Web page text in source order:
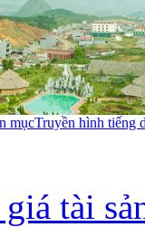
mụcTruyền hình tiếng
tài